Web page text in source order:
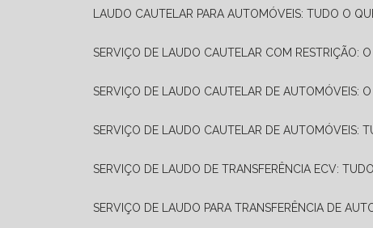
LAUDO CAUTELAR PARA AUTOMÓVEIS: TUDO O
SERVIÇO DE LAUDO CAUTELAR COM RESTRIÇÃO:
SERVIÇO DE LAUDO CAUTELAR DE AUTOMÓVEIS:
SERVIÇO DE LAUDO CAUTELAR DE AUTOMÓVEIS:
SERVIÇO DE LAUDO DE TRANSFERÊNCIA ECV:
SERVIÇO DE LAUDO PARA TRANSFERÊNCIA DE